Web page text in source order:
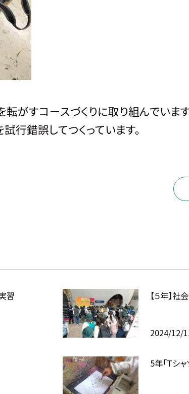
がすコースづくりに取り組んでいま
行錯誤してつくっています。
習 【５年】社
2024/12/
5年「Tシ